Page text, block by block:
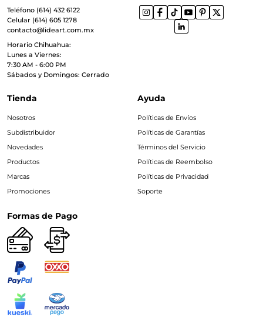
Teléfono (614) 432 6122
Celular (614) 605 1278
contacto@lideart.com.mx
Horario Chihuahua:
Lunes a Viernes:
7:30 AM - 6:00 PM
Sábados y Domingos: Cerrado
Tienda
Nosotros
Subdistribuidor
Novedades
Productos
Marcas
Promociones
Ayuda
Políticas de Envíos
Políticas de Garantías
Términos del Servicio
Políticas de Reembolso
Políticas de Privacidad
Soporte
Formas de Pago